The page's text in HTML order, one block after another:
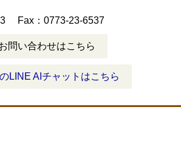
Fax：0773-23-6537
問い合わせはこちら
LINE AIチャットはこちら